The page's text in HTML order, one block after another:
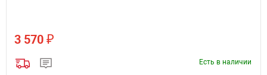
3 570 ₽
Есть в наличии